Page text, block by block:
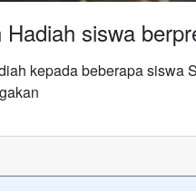
Hadiah siswa
kepada beberapa siswa